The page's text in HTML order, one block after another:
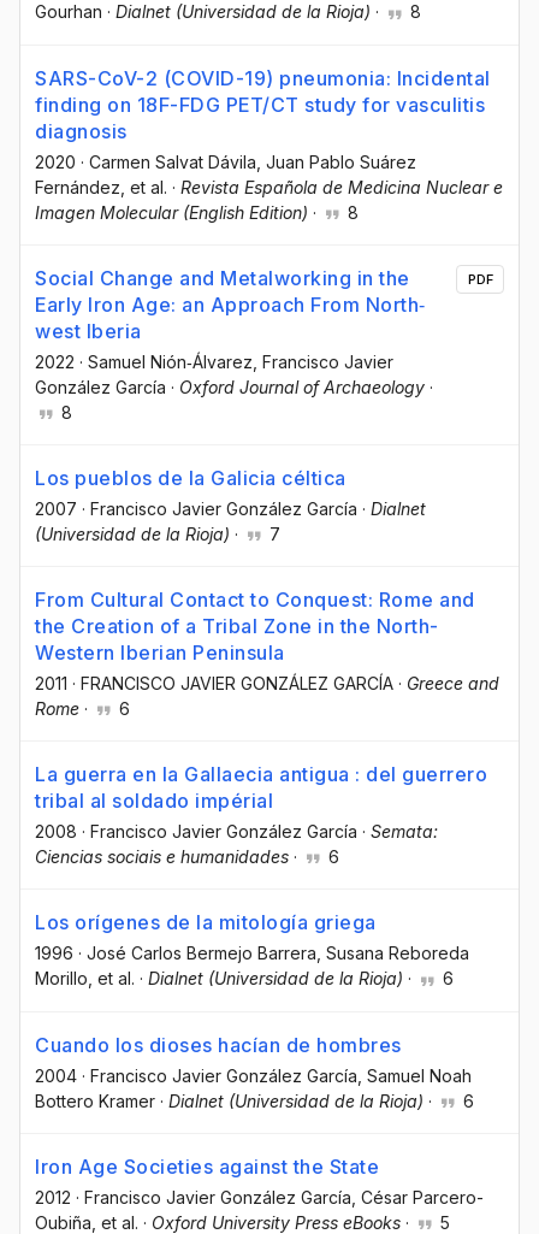
Gourhan · Dialnet (Universidad de la Rioja) · 8
SARS-CoV-2 (COVID-19) pneumonia: Incidental
finding on 18F-FDG PET/CT study for vasculitis
diagnosis
2020 · Carmen Salvat Dávila , Juan Pablo Suárez
Fernández , et al. · Revista Española de Medicina Nuclear e
Imagen Molecular (English Edition) · 8
Social Change and Metalworking in the
Early Iron Age: an Approach From North‐
west Iberia
2022 · Samuel Nión‐Álvarez , Francisco Javier
González García · Oxford Journal of Archaeology ·
8
PDF
Los pueblos de la Galicia céltica
2007 · Francisco Javier González García · Dialnet
(Universidad de la Rioja) · 7
From Cultural Contact to Conquest: Rome and
the Creation of a Tribal Zone in the North-
Western Iberian Peninsula
2011 · FRANCISCO JAVIER GONZÁLEZ GARCÍA · Greece and
Rome · 6
La guerra en la Gallaecia antigua : del guerrero
tribal al soldado impérial
2008 · Francisco Javier González García · Semata:
Ciencias sociais e humanidades · 6
Los orígenes de la mitología griega
1996 · José Carlos Bermejo Barrera, Susana Reboreda
Morillo, et al. · Dialnet (Universidad de la Rioja) · 6
Cuando los dioses hacían de hombres
2004 · Francisco Javier González García , Samuel Noah
Bottero Kramer · Dialnet (Universidad de la Rioja) · 6
Iron Age Societies against the State
2012 · Francisco Javier González García , César Parcero-
Oubiña , et al. · Oxford University Press eBooks · 5